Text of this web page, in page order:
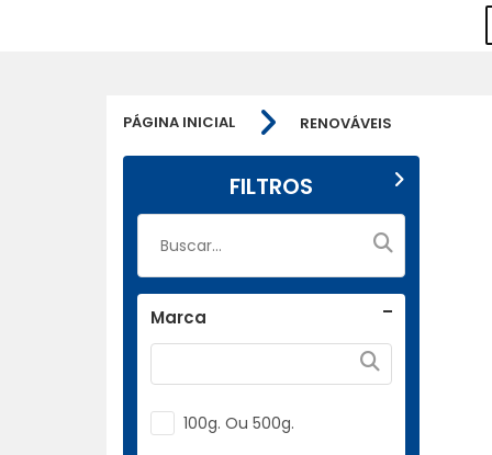
PÁGINA INICIAL RENOVÁVEIS
FILTROS
Marca
100g. Ou 500g.